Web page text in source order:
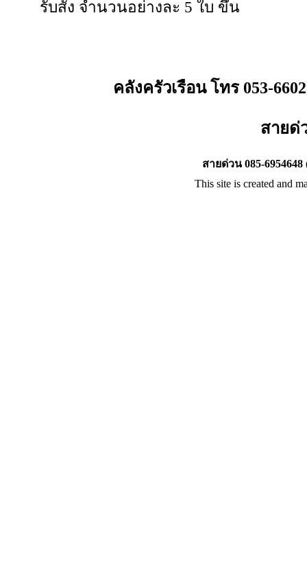
รับสั่ง จำนวนอย่างละ 5 ใบ ขึ้น
คลังครัวเรือน โทร 053-
สายด่
สายด่วน 085-
This site is created and